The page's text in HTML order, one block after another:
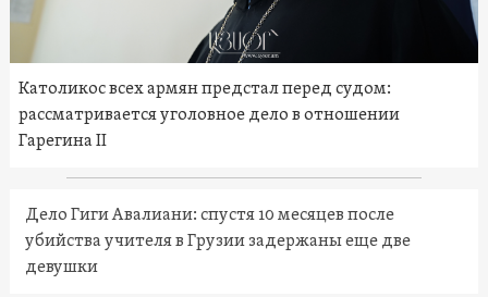
Католикос всех армян предстал перед судом:
рассматривается уголовное дело в отношении
Гарегина II
Дело Гиги Авалиани: спустя 10 месяцев после
убийства учителя в Грузии задержаны еще две
девушки